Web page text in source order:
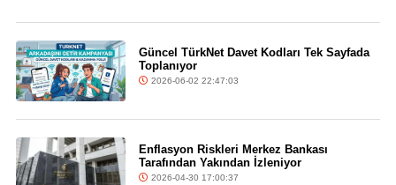
Güncel TürkNet Davet Kodları Tek Sayfada
Toplanıyor
2026-06-02 22:47:03
Enflasyon Riskleri Merkez Bankası
Tarafından Yakından İzleniyor
2026-04-30 17:00:37